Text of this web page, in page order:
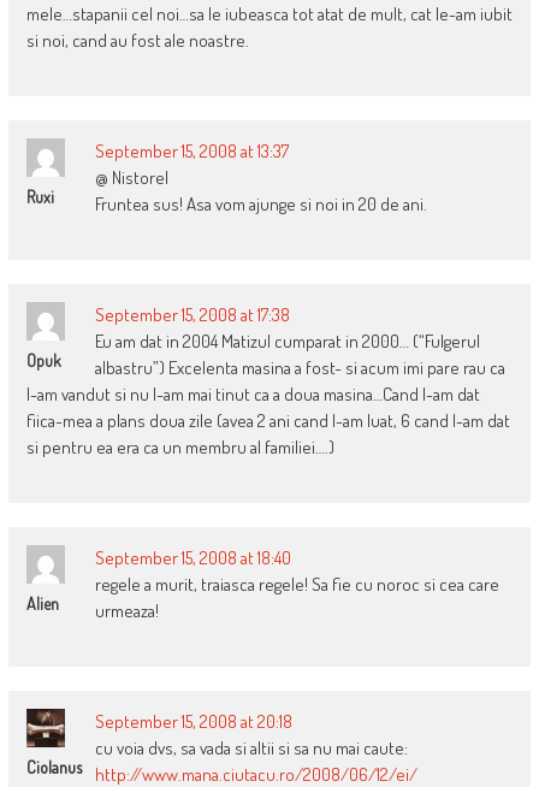
mele…stapanii cel noi…sa le iubeasca tot atat de mult, cat le-am iubit
si noi, cand au fost ale noastre.
Ruxi
September 15, 2008 at 13:37
@ Nistorel
Fruntea sus! Asa vom ajunge si noi in 20 de ani.
Opuk
September 15, 2008 at 17:38
Eu am dat in 2004 Matizul cumparat in 2000… (“Fulgerul
albastru”) Excelenta masina a fost- si acum imi pare rau ca
l-am vandut si nu l-am mai tinut ca a doua masina…Cand l-am dat
fiica-mea a plans doua zile (avea 2 ani cand l-am luat, 6 cand l-am dat
si pentru ea era ca un membru al familiei….)
Alien
September 15, 2008 at 18:40
regele a murit, traiasca regele! Sa fie cu noroc si cea care
urmeaza!
Ciolanus
September 15, 2008 at 20:18
cu voia dvs, sa vada si altii si sa nu mai caute:
http://www.mana.ciutacu.ro/2008/06/12/ei/